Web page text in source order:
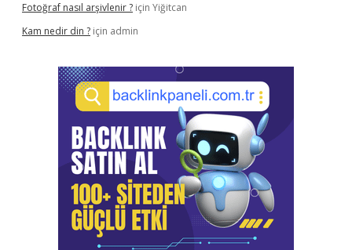
Fotoğraf nasıl arşivlenir ? için Yiğitcan
Kam nedir din ? için admin